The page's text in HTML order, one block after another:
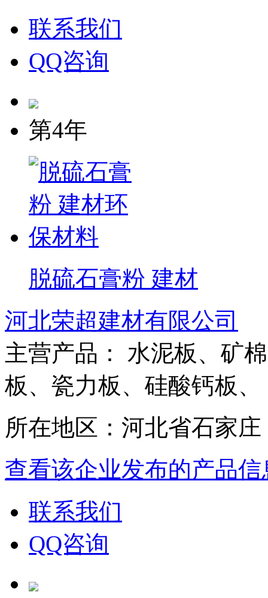
联系我们
QQ咨询
第4年
脱硫石膏粉 建材
河北荣超建材有限公司
主营产品： 水泥板、矿
板、瓷力板、硅酸钙板、
所在地区：河北省石家庄
查看该企业发布的产品信
联系我们
QQ咨询